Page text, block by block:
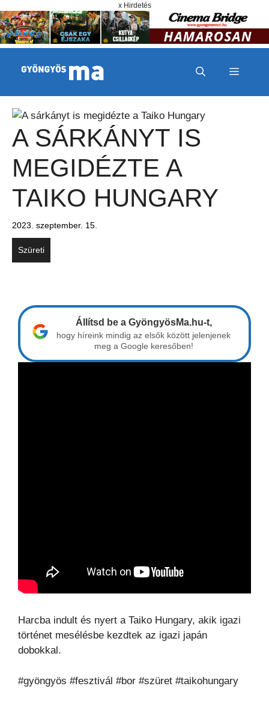
x Hirdetés
MENÜ
A SÁRKÁNYT IS
MEGIDÉZTE A
TAIKO HUNGARY
2023. szeptember. 15.
Szüreti
Állítsd be a GyöngyösMa.hu-t,
hogy híreink mindig az elsők között jelenjenek
meg a Google keresőben!
Harcba indult és nyert a Taiko Hungary, akik igazi
történet mesélésbe kezdtek az igazi japán
dobokkal.
#gyöngyös #fesztivál #bor #szüret #taikohungary